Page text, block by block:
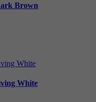
Brown
White